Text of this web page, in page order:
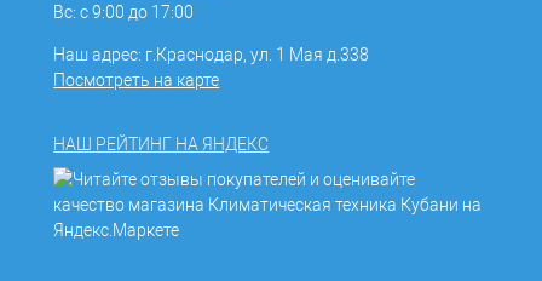
Вс: с 9:00 до 17:00
Наш адрес: г.Краснодар, ул. 1 Мая д.338
Посмотреть на карте
НАШ РЕЙТИНГ НА ЯНДЕКС